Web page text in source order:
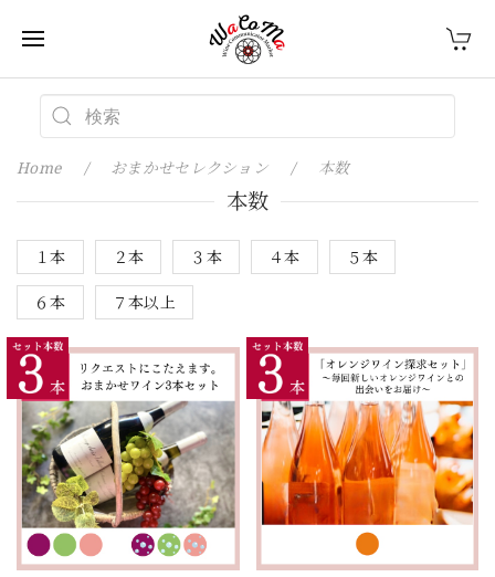
Home おまかせセレクション 本数
本数
１本 ２本 ３本 ４本 ５本
６本 ７本以上